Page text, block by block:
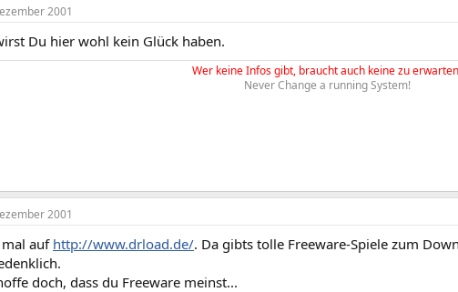
2001
Du hier wohl kein Glück haben.
Wer keine Infos gibt, braucht auch keine zu
Never Change a running System!
2001
mal auf http://www.drload.de/. Da gibts tolle Freeware-Spiele zum
doch, dass du Freeware meinst...